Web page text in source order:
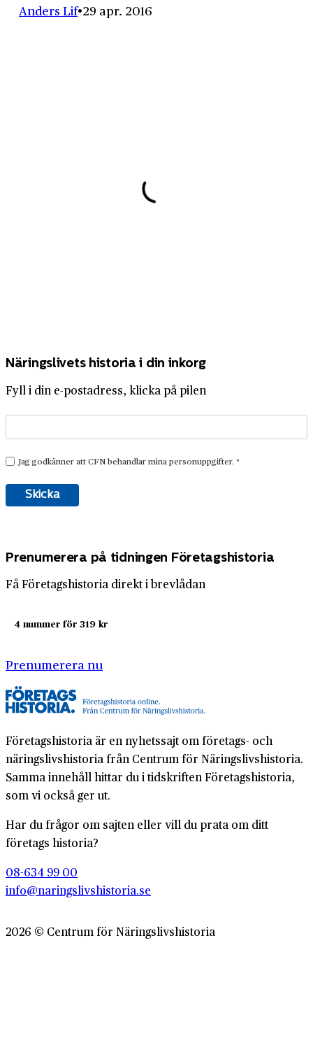
Anders Lif 29 apr. 2016
Näringslivets historia i din inkorg
Fyll i din e-postadress, klicka på pilen
Prenumerera på tidningen Företagshistoria
Få Företagshistoria direkt i brevlådan
4 nummer för 319 kr
Prenumerera nu
Företagshistoria är en nyhetssajt om företags- och
näringslivshistoria från Centrum för Näringslivshistoria.
Samma innehåll hittar du i tidskriften Företagshistoria,
som vi också ger ut.
Har du frågor om sajten eller vill du prata om ditt
företags historia?
08-634 99 00
info@naringslivshistoria.se
2026 © Centrum för Näringslivshistoria